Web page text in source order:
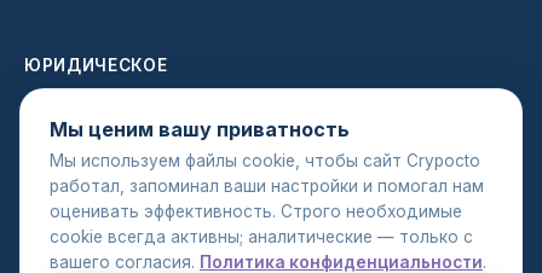
ЮРИДИЧЕСКОЕ
Условия использования
Политика AML
Мы ценим вашу приватность
Мы используем файлы cookie, чтобы сайт Crypocto
работал, запоминал ваши настройки и помогал нам
оценивать эффективность. Строго необходимые
cookie всегда активны; аналитические — только с
вашего согласия. Политика конфиденциальности.